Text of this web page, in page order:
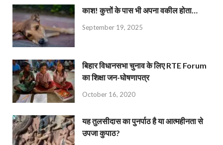
काश! कुत्तों के पास भी अपना वकील होता…
September 19, 2025
बिहार विधानसभा चुनाव के लिए RTE Forum
का शिक्षा जन-घोषणापत्र
October 16, 2020
यह तुलसीदास का पुनर्पाठ है या आत्महीनता से
उपजा कुपाठ?